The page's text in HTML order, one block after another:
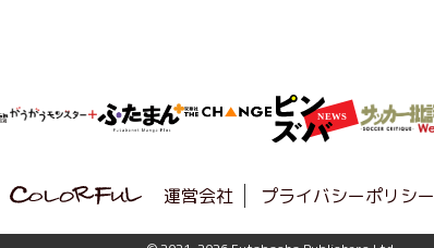
運営会社 プライバシーポリシー